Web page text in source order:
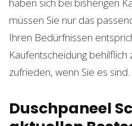
müssen Sie nur das
Ihren Bedürfnissen
Kaufentscheidung
zufrieden, wenn Sie es sind.
Duschpaneel